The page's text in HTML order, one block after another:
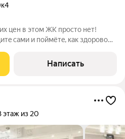
цен в этом ЖК просто нет!
cами и пoймётe, кaк здoрoвo
Окна с увеличенной высотой,
Написать
этаж из 20